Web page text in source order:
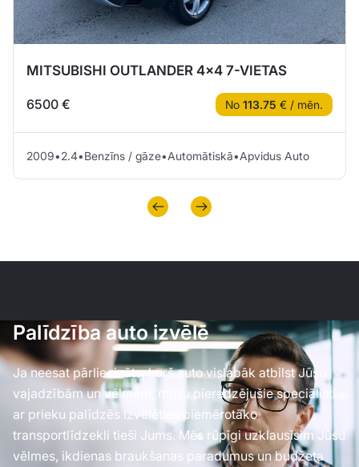
MITSUBISHI OUTLANDER 4×4 7-VIETAS
6500 € No 113.75 € / mēn.
2009•2.4•Benzīns / gāze•Automātiskā•Apvidus Auto
Palīdzība auto izvēlē
Ja neesat pārliecināts, kurš auto vislabāk atbilst Jūsu
vajadzībām un vēlmēm, mūsu pieredzējušie speciālisti
ar prieku palīdzēs izvēlēties piemērotāko
transportlīdzekli tieši Jums. Mēs rūpīgi uzklausīsim Jūsu
vēlmes, ikdienas braukšanas paradumus un budžeta